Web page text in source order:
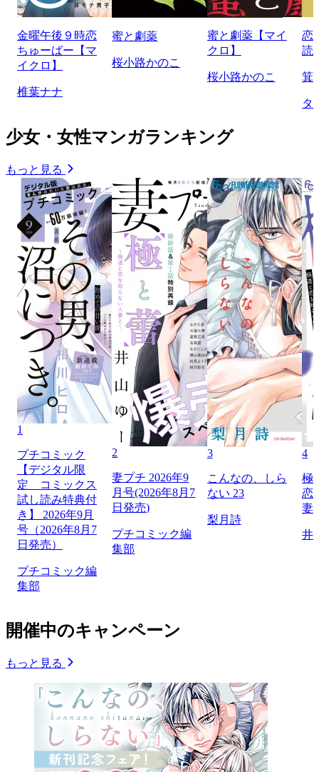
金曜午後９時恋
ちゅーばー【マ
イクロ】
椎葉ナナ
蜜と劇薬
桜小路かのこ
蜜と劇薬【マイ
クロ】
桜小路かのこ
恋
読
箕
タ
少女・女性マンガランキング
もっと見る
1
プチコミック
【デジタル限
定 コミックス
試し読み特典付
き】 2026年9月
号（2026年8月7
日発売）
プチコミック編
集部
2
妻プチ 2026年9
月号(2026年8月7
日発売)
プチコミック編
集部
3
こんなの、しら
ない 23
梨月詩
4
極
恋
妻
井
開催中のキャンペーン
もっと見る